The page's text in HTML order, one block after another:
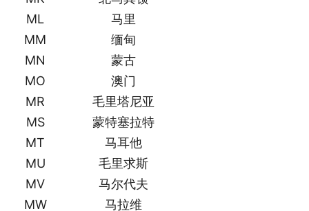
ML
马里
MM
缅甸
MN
蒙古
MO
澳门
MR
毛里塔尼亚
MS
蒙特塞拉特
MT
马耳他
MU
毛里求斯
MV
马尔代夫
MW
马拉维